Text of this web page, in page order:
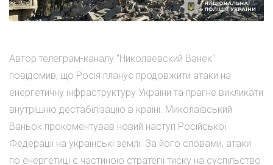
Автор телеграм-каналу "Николаевский Ванек"
повідомив, що Росія планує продовжити атаки на
енергетичну інфраструктуру України та прагне викликати
внутрішню дестабілізацію в країні. Миколаївський
Ваньок прокоментував новий наступ Російської
Федерації на українські землі. За його словами, атаки
по енергетиці є частиною стратегії тиску на суспільство